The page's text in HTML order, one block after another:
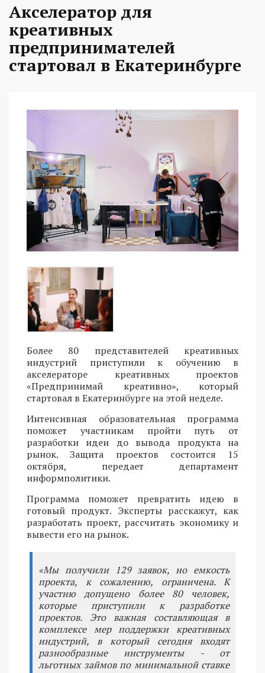
Акселератор для
креативных
предпринимателей
стартовал в Екатеринбурге
Более 80 представителей креативных
индустрий приступили к обучению в
акселераторе креативных проектов
«Предпринимай креативно», который
стартовал в Екатеринбурге на этой неделе.
Интенсивная образовательная программа
поможет участникам пройти путь от
разработки идеи до вывода продукта на
рынок. Защита проектов состоится 15
октября, передает департамент
информполитики.
Программа поможет превратить идею в
готовый продукт. Эксперты расскажут, как
разработать проект, рассчитать экономику и
вывести его на рынок.
«Мы получили 129 заявок, но емкость
проекта, к сожалению, ограничена. К
участию допущено более 80 человек,
которые приступили к разработке
проектов. Это важная составляющая в
комплексе мер поддержки креативных
индустрий, в который сегодня входят
разнообразные инструменты - от
льготных займов по минимальной ставке